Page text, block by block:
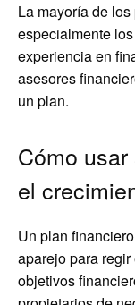
La mayoría de
especialmente
experiencia en
asesores
un plan.
Cómo
el
Un plan
aparejo para
objetivos